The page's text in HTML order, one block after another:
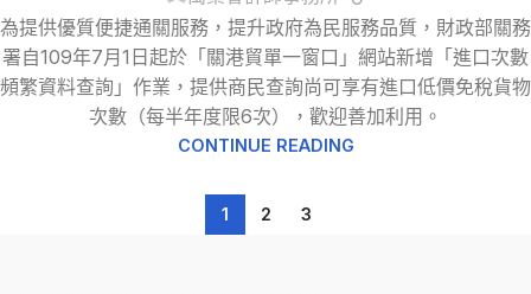
為提供優質便捷通關服務，提升政府為民服務品質，財政部關務
署自109年7月1日起於「關港貿單一窗口」網站新增「進口次數
頻繁資料查詢」作業，提供商民查詢尚可享有進口低價免稅貨物
次數（每半年度限6次），歡迎善加利用。
CONTINUE READING
1 2 3